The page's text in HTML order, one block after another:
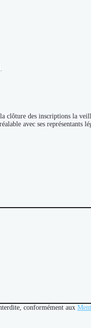
clôture des inscriptions la
avec ses représentants
conformément aux